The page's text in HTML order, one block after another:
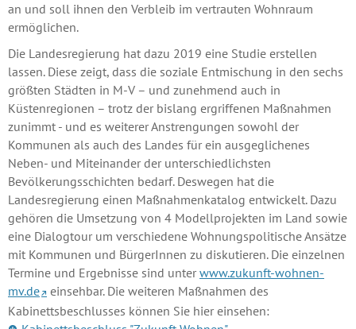
an und soll ihnen den Verbleib im vertrauten Wohnraum
ermöglichen.
Die Landesregierung hat dazu 2019 eine Studie erstellen
lassen. Diese zeigt, dass die soziale Entmischung in den sechs
größten Städten in M-V – und zunehmend auch in
Küstenregionen – trotz der bislang ergriffenen Maßnahmen
zunimmt - und es weiterer Anstrengungen sowohl der
Kommunen als auch des Landes für ein ausgeglichenes
Neben- und Miteinander der unterschiedlichsten
Bevölkerungsschichten bedarf. Deswegen hat die
Landesregierung einen Maßnahmenkatalog entwickelt. Dazu
gehören die Umsetzung von 4 Modellprojekten im Land sowie
eine Dialogtour um verschiedene Wohnungspolitische Ansätze
mit Kommunen und BürgerInnen zu diskutieren. Die einzelnen
Termine und Ergebnisse sind unter www.zukunft-wohnen-
mv.de
einsehbar. Die weiteren Maßnahmen des
Kabinettsbeschlusses können Sie hier einsehen: